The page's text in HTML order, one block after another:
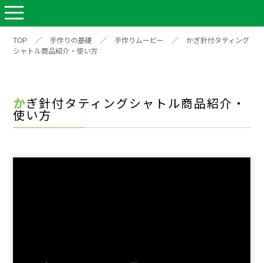
TOP ／ 手作りの基礎 ／ 手作りムービー ／
かぎ針付タティング
シャトル商品紹介・使い方
かぎ針付タティングシャトル商品紹介・
使い方